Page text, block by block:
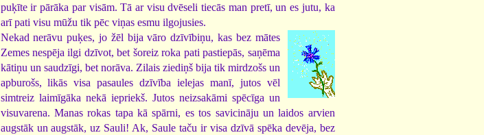
puķīte ir pārāka par visām. Tā ar visu dvēseli tiecās man pretī, un es jutu, ka
arī pati visu mūžu tik pēc viņas esmu ilgojusies.
Nekad nerāvu puķes, jo žēl bija vāro dzīvībiņu, kas bez mātes
Zemes nespēja ilgi dzīvot, bet šoreiz roka pati pastiepās, saņēma
kātiņu un saudzīgi, bet norāva. Zilais ziediņš bija tik mirdzošs un
apburošs, likās visa pasaules dzīvība ielejas manī, jutos vēl
simtreiz laimīgāka nekā iepriekš. Jutos neizsakāmi spēcīga un
visuvarena. Manas rokas tapa kā spārni, es tos savicināju un laidos arvien
augstāk un augstāk, uz Sauli! Ak, Saule taču ir visa dzīvā spēka devēja, bez